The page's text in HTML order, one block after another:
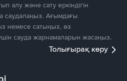
алу және сату еркіндігін
саудалаңыз. Ағымдағы
немесе сатыңыз, өз
сауда жарнамаларын жасаңыз.
Толығырақ көру